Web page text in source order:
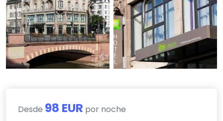
Desde 98 EUR por noche